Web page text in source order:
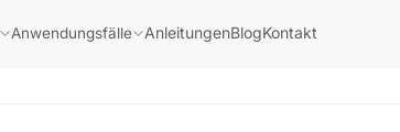
Anwendungsfälle AnleitungenBlogKontakt